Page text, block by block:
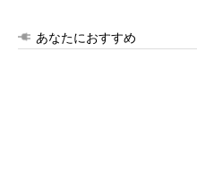
あなたにおすすめ